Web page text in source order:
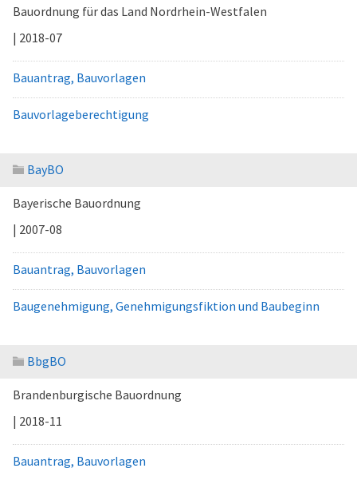
Bauordnung für das Land Nordrhein-Westfalen
| 2018-07
Bauantrag, Bauvorlagen
Bauvorlageberechtigung
BayBO
Bayerische Bauordnung
| 2007-08
Bauantrag, Bauvorlagen
Baugenehmigung, Genehmigungsfiktion und Baubeginn
BbgBO
Brandenburgische Bauordnung
| 2018-11
Bauantrag, Bauvorlagen